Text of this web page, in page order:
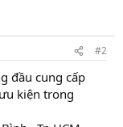
#2
đầu cung cấp
kiện trong